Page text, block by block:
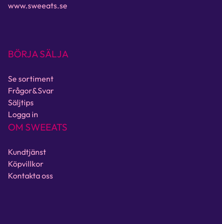
www.sweeats.se
BÖRJA SÄLJA
Se sortiment
Frågor&Svar
Säljtips
Logga in
OM SWEEATS
Kundtjänst
Köpvillkor
Kontakta oss